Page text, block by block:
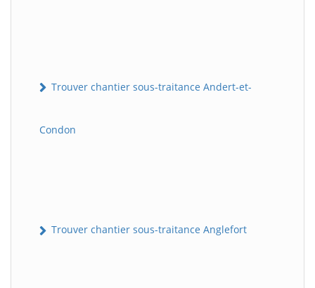
Trouver chantier sous-traitance Andert-et-
Condon
Trouver chantier sous-traitance Anglefort